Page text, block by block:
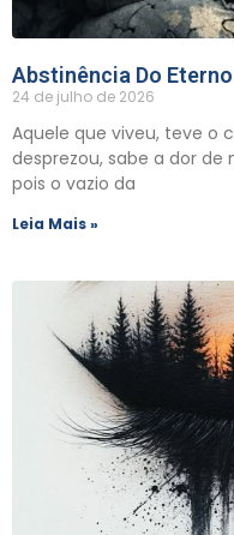
Abstinência Do Eterno
24 de julho de 2026
Aquele que viveu, teve o
desprezou, sabe a dor
pois o vazio da
Leia Mais »